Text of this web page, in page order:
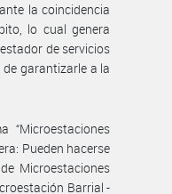
la coincidencia
lo cual genera
de servicios
garantizarle a la
“Microestaciones
Pueden hacerse
Microestaciones
Barrial -